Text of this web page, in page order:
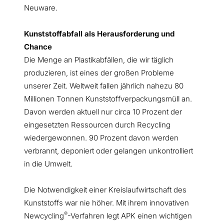
Neuware.
Kunststoffabfall als Herausforderung und
Chance
Die Menge an Plastikabfällen, die wir täglich
produzieren, ist eines der großen Probleme
unserer Zeit. Weltweit fallen jährlich nahezu 80
Millionen Tonnen Kunststoffverpackungsmüll an.
Davon werden aktuell nur circa 10 Prozent der
eingesetzten Ressourcen durch Recycling
wiedergewonnen. 90 Prozent davon werden
verbrannt, deponiert oder gelangen unkontrolliert
in die Umwelt.
Die Notwendigkeit einer Kreislaufwirtschaft des
Kunststoffs war nie höher. Mit ihrem innovativen
Newcycling®-Verfahren legt APK einen wichtigen